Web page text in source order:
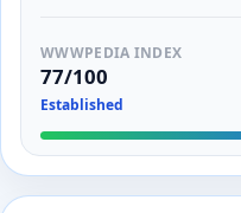
WWWPEDIA INDEX
77/100
Established